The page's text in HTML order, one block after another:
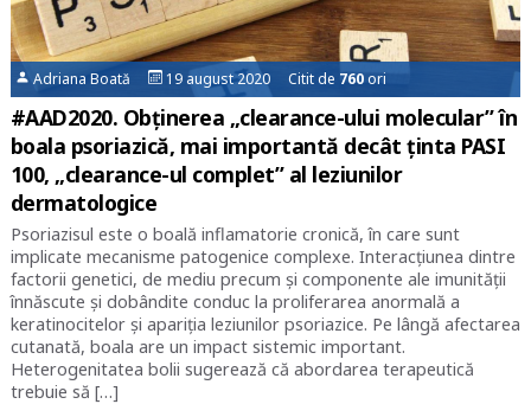
Adriana Boată 19 august 2020 Citit de 760ori
#AAD2020. Obținerea „clearance-ului molecular” în
boala psoriazică, mai importantă decât ținta PASI
100, „clearance-ul complet” al leziunilor
dermatologice
Psoriazisul este o boală inflamatorie cronică, în care sunt
implicate mecanisme patogenice complexe. Interacțiunea dintre
factorii genetici, de mediu precum și componente ale imunității
înnăscute și dobândite conduc la proliferarea anormală a
keratinocitelor și apariția leziunilor psoriazice. Pe lângă afectarea
cutanată, boala are un impact sistemic important.
Heterogenitatea bolii sugerează că abordarea terapeutică
trebuie să […]